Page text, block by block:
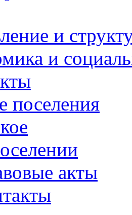
и
и
поселения
акты